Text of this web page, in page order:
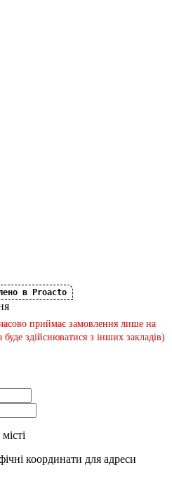
в Proacto
приймає замовлення лише на
буде здійснюватися з інших закладів)
координати для адреси